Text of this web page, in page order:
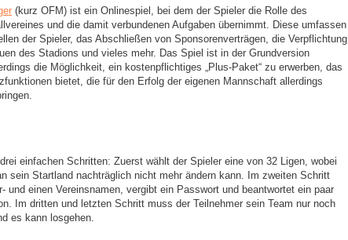
(kurz OFM) ist ein Onlinespiel, bei dem der Spieler die Rolle des
und die damit verbundenen Aufgaben übernimmt. Diese umfassen
der Spieler, das Abschließen von Sponsorenverträgen, die Verpflichtung
des Stadions und vieles mehr. Das Spiel ist in der Grundversion
die Möglichkeit, ein kostenpflichtiges „Plus-Paket“ zu erwerben, das
bietet, die für den Erfolg der eigenen Mannschaft allerdings
einfachen Schritten: Zuerst wählt der Spieler eine von 32 Ligen, wobei
sein Startland nachträglich nicht mehr ändern kann. Im zweiten Schritt
und einen Vereinsnamen, vergibt ein Passwort und beantwortet ein paar
Im dritten und letzten Schritt muss der Teilnehmer sein Team nur noch
es kann losgehen.